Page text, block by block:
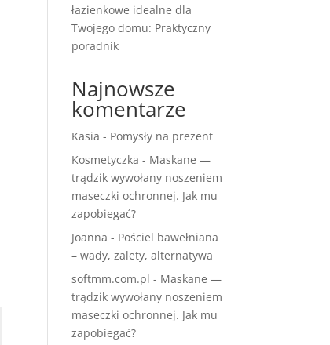
łazienkowe idealne dla
Twojego domu: Praktyczny
poradnik
Najnowsze
komentarze
Kasia - Pomysły na prezent
Kosmetyczka - Maskane —
trądzik wywołany noszeniem
maseczki ochronnej. Jak mu
zapobiegać?
Joanna - Pościel bawełniana
– wady, zalety, alternatywa
softmm.com.pl - Maskane —
trądzik wywołany noszeniem
maseczki ochronnej. Jak mu
zapobiegać?